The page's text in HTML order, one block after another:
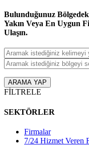
Bulunduğunuz
Yakın Veya En Uygun
Ulaşın.
ARAMA YAP
FİLTRELE
SEKTÖRLER
Firmalar
7/24 Hizmet Veren